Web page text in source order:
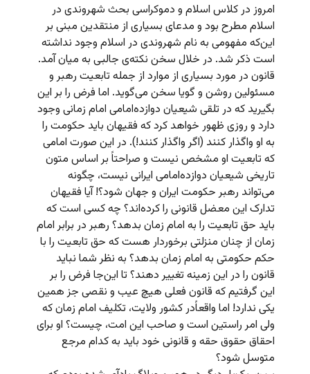
امروز در کلاس اسلام و دموکراسی بحث شهروندی در
اسلام مطرح بود و مدعای بسیاری از منتقدین مبنی بر
این‌که مفهومی به نام شهروندی در اسلام وجود نداشته
است ذکر شد. در خلال سخن نکته‌ی جالبی به میان آمد.
قانون در مورد بسیاری از موارد از جمله تابعیت رهبر و
مسئولین روشن و گویا سخن می‌گوید. اما فرض را بر این
بگیرید که در تلقی شیعیان دوازده‌امامی امام زمانی وجود
دارد و روزی ظهور خواهد کرد که فقیهان باید حکومت را
به او واگذار کنند (اگر واگذار کنند!). در این صورت امامی
که تابعیت او مشخص نیست و صراحتاً بر اساس متون
تاریخی شیعیان دوازده‌امامی ایرانی نیست، چگونه
می‌تواند رهبر حکومت ایران و جهان شود؟! آیا فقیهان
تدارک این معضل قانونی را کرده‌اند؟ چه کسی است که
باید حق تابعیت را به امام زمان بدهد؟‌ رهبر در برابر امام
زمان از چنان منزلتی برخوردار هست که حق تابعیت را با
حکم حکومتی به امام زمان بدهد؟‌ به نظر شما نباید
قانون را در این زمینه تغییر دهند؟‌ تا این‌جا فرض را بر
این گرفتیم که قانون فعلی هیچ عیب و نقصی جز همین
یکی ندارد! اما واقعاً‌در کشور ولایت، تکلیف امام زمان که
ولی امر راستین است و صاحب‌ این امت،‌ چیست؟ او برای
احقاق حقوق حقه و قانونی خود باید به کدام مرجع
متوسل شود؟